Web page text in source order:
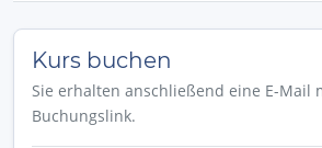
Kurs buchen
Sie erhalten anschließend eine E-Mail
Buchungslink.